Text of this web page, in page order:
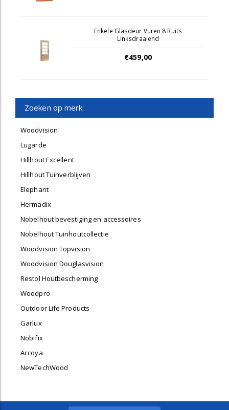
Enkele Glasdeur Vuren 8 Ruits
Linksdraaiend
€459,00
Zoeken op merk:
Woodvision
Lugarde
Hillhout Excellent
Hillhout Tuinverblijven
Elephant
Hermadix
Nobelhout bevestiging en accessoires
Nobelhout Tuinhoutcollectie
Woodvision Topvision
Woodvision Douglasvision
Restol Houtbescherming
Woodpro
Outdoor Life Products
Garlux
Nobifix
Accoya
NewTechWood